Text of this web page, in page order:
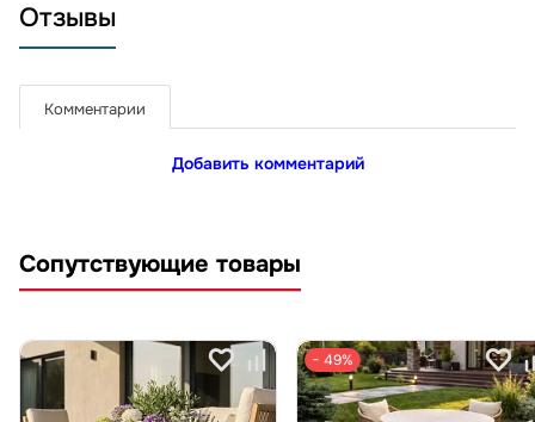
Отзывы
Комментарии
Добавить комментарий
Сопутствующие товары
− 49%